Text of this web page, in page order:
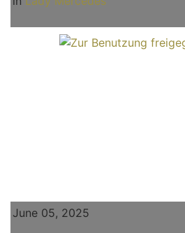
June 05, 2025